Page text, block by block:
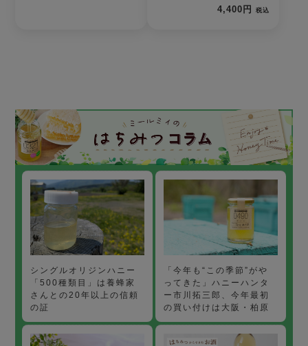
4,400円
税込
シングルオリジンハニー
「500種類目」は養蜂家
さんとの20年以上の信頼
の証
「今年も“この季節”がや
ってきた」ハニーハンタ
ー市川拓三郎、今年最初
の買い付けは大阪・柏原